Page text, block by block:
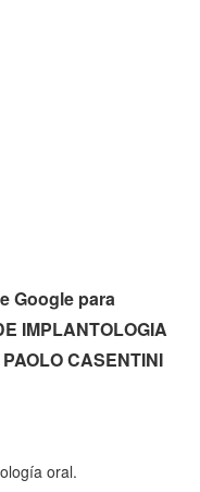
Google para
IMPLANTOLOGIA
CASENTINI
oral.